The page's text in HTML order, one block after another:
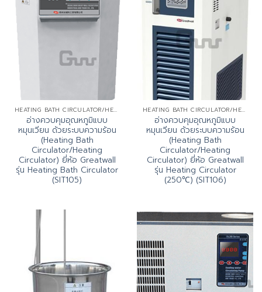
HEATING BATH CIRCULATOR/HEATING CIRCULATOR (SY SERIES)
อ่างควบคุมอุณหภูมิแบบ
หมุนเวียน ด้วยระบบความร้อน
(Heating Bath
Circulator/Heating
Circulator) ยี่ห้อ Greatwall
รุ่น Heating Bath Circulator
(SIT105)
HEATING BATH CIRCULATOR/HEATING CIRCULATOR (SY SERIES)
อ่างควบคุมอุณหภูมิแบบ
หมุนเวียน ด้วยระบบความร้อน
(Heating Bath
Circulator/Heating
Circulator) ยี่ห้อ Greatwall
รุ่น Heating Circulator
(250℃) (SIT106)